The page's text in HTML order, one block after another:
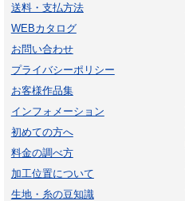
送料・支払方法
WEBカタログ
お問い合わせ
プライバシーポリシー
お客様作品集
インフォメーション
初めての方へ
料金の調べ方
加工位置について
生地・糸の豆知識